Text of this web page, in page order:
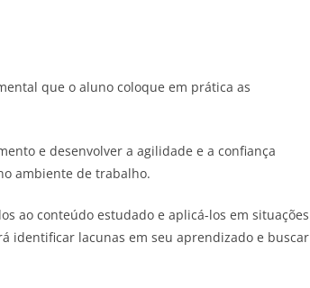
que o aluno coloque em prática as
e desenvolver a agilidade e a confiança
ambiente de trabalho.
ao conteúdo estudado e aplicá-los em situações
identificar lacunas em seu aprendizado e buscar